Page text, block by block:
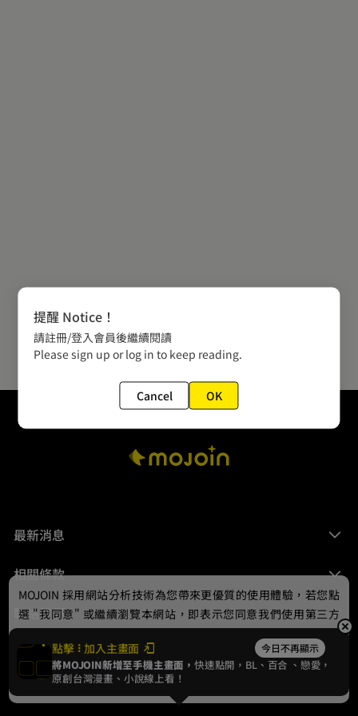
最新消息
相關條款
聯絡我們
© 2024 gamania Digital Entertainment Co., Ltd.
點擊 加入主畫面 今日不再顯示
將MOJOIN新增至手機主畫面，快速點開，BL、 百合 、戀愛，
原創台灣漫畫、小說線上看！
MOJOIN 採用網站分析技術為您帶來更優質的使用體驗，若您點
選 "我同意" 或繼續瀏覽本網站，即表示您同意我們使用第三方
Cookie，欲瞭解更多資訊請見隱私權政策。
我同意
提醒 Notice！
請註冊/登入會員後繼續閱讀
Please sign up or log in to keep reading.
Cancel OK